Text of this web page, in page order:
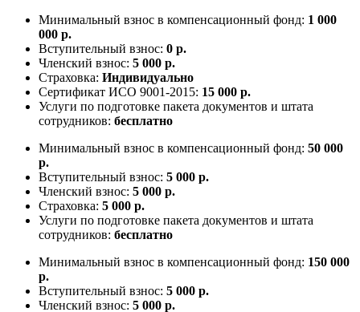
Минимальный взнос в компенсационный фонд: 1 000
000 р.
Вступительный взнос: 0 р.
Членский взнос: 5 000 р.
Страховка: Индивидуально
Сертификат ИСО 9001-2015: 15 000 р.
Услуги по подготовке пакета документов и штата
сотрудников: бесплатно
Минимальный взнос в компенсационный фонд: 50 000
р.
Вступительный взнос: 5 000 р.
Членский взнос: 5 000 р.
Страховка: 5 000 р.
Услуги по подготовке пакета документов и штата
сотрудников: бесплатно
Минимальный взнос в компенсационный фонд: 150 000
р.
Вступительный взнос: 5 000 р.
Членский взнос: 5 000 р.